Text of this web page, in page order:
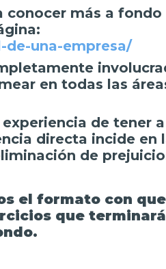
conocer más a fondo
una-empresa/
en todas las
de tener
directa incide en
de
el formato con
que